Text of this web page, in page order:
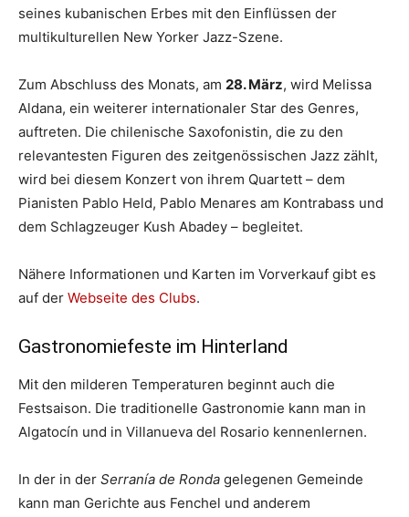
seines kubanischen Erbes mit den Einflüssen der
multikulturellen New Yorker Jazz-Szene.
Zum Abschluss des Monats, am 28. März, wird Melissa
Aldana, ein weiterer internationaler Star des Genres,
auftreten. Die chilenische Saxofonistin, die zu den
relevantesten Figuren des zeitgenössischen Jazz zählt,
wird bei diesem Konzert von ihrem Quartett – dem
Pianisten Pablo Held, Pablo Menares am Kontrabass und
dem Schlagzeuger Kush Abadey – begleitet.
Nähere Informationen und Karten im Vorverkauf gibt es
auf der Webseite des Clubs.
Gastronomiefeste im Hinterland
Mit den milderen Temperaturen beginnt auch die
Festsaison. Die traditionelle Gastronomie kann man in
Algatocín und in Villanueva del Rosario kennenlernen.
In der in der Serranía de Ronda gelegenen Gemeinde
kann man Gerichte aus Fenchel und anderem